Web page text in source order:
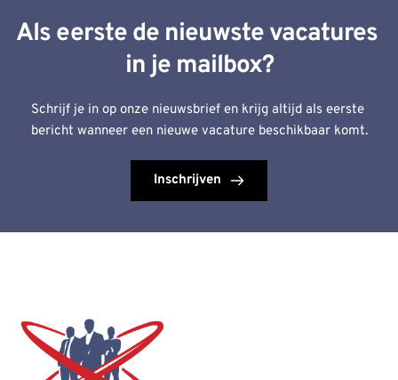
Als eerste de nieuwste vacatures
in je mailbox?
Schrijf je in op onze nieuwsbrief en krijg altijd als eerste
bericht wanneer een nieuwe vacature beschikbaar komt.
Inschrijven